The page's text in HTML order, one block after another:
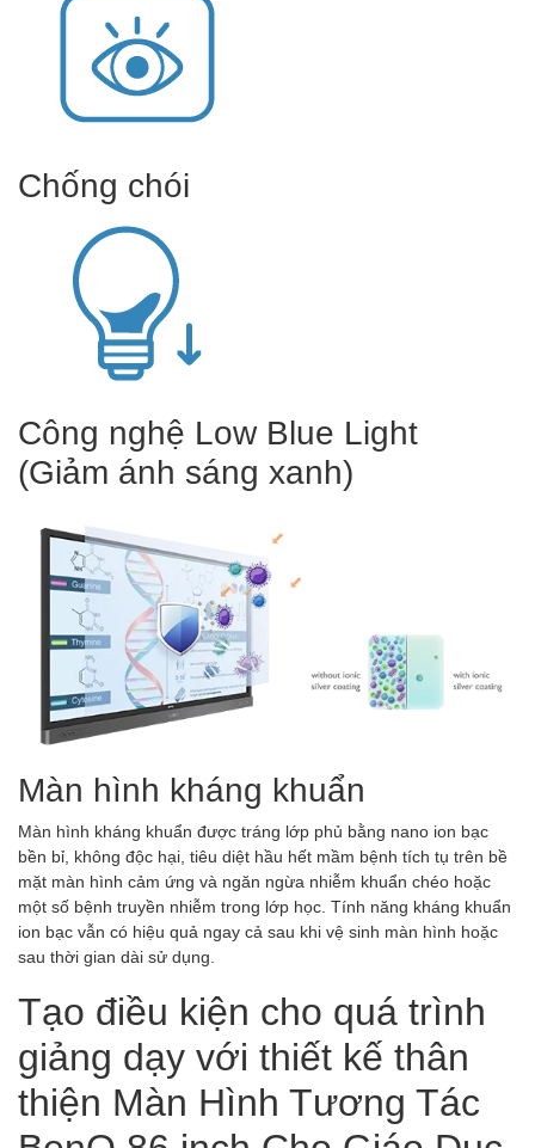
Chống chói
Công nghệ Low Blue Light
(Giảm ánh sáng xanh)
Màn hình kháng khuẩn
Màn hình kháng khuẩn được tráng lớp phủ bằng nano ion bạc
bền bỉ, không độc hại, tiêu diệt hầu hết mầm bệnh tích tụ trên bề
mặt màn hình cảm ứng và ngăn ngừa nhiễm khuẩn chéo hoặc
một số bệnh truyền nhiễm trong lớp học. Tính năng kháng khuẩn
ion bạc vẫn có hiệu quả ngay cả sau khi vệ sinh màn hình hoặc
sau thời gian dài sử dụng.
Tạo điều kiện cho quá trình
giảng dạy với thiết kế thân
thiện Màn Hình Tương Tác